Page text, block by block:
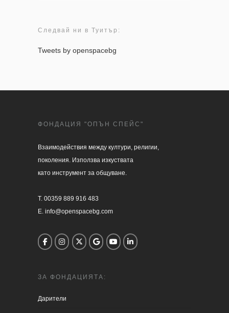
Следвай ни в Туитър:
Tweets by openspacebg
ФОНДАЦИЯ "ОПЪН СПЕЙС"
Взаимодействия между култури, религии,
поколения. Използва изкуствата
като инструмент за общуване.
T. 00359 889 916 483
E. info@openspacebg.com
ЗА ФОНДАЦИЯТА:
Дарители